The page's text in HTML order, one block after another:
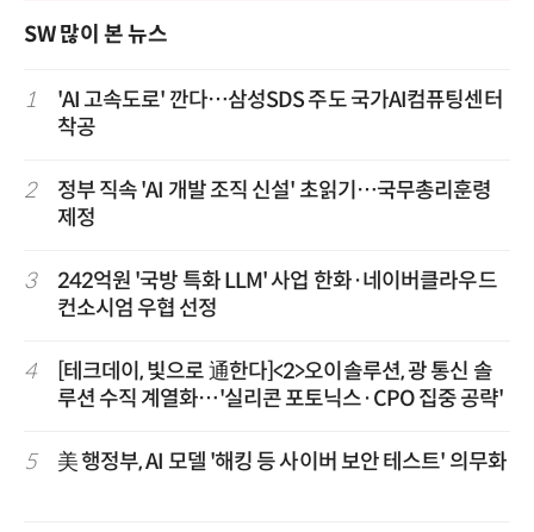
SW 많이 본 뉴스
1
'AI 고속도로' 깐다…삼성SDS 주도 국가AI컴퓨팅센터
착공
2
정부 직속 'AI 개발 조직 신설' 초읽기…국무총리훈령
제정
3
242억원 '국방 특화 LLM' 사업 한화·네이버클라우드
컨소시엄 우협 선정
4
[테크데이, 빛으로 通한다]<2>오이솔루션, 광 통신 솔
루션 수직 계열화…'실리콘 포토닉스·CPO 집중 공략'
5 美 행정부, AI 모델 '해킹 등 사이버 보안 테스트' 의무화